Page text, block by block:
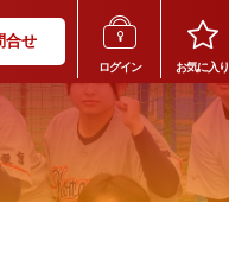
合せ
ログイン お気に入り